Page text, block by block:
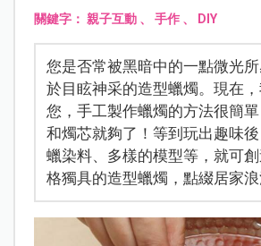
關鍵字： 親子互動、 手作、 DIY
您是否常被黑暗中的一點微光
於目眩神采的造型蠟燭。現在
您，手工製作蠟燭的方法很簡
和燭芯就夠了！等到玩出趣味
蠟染料、多樣的模型等，就可
格獨具的造型蠟燭，點綴居家浪